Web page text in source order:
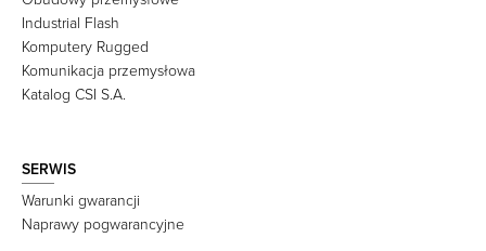
Industrial Flash
Komputery Rugged
Komunikacja przemysłowa
Katalog CSI S.A.
SERWIS
Warunki gwarancji
Naprawy pogwarancyjne